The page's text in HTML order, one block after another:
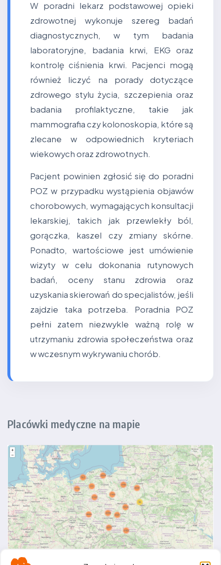
W poradni lekarz podstawowej opieki
zdrowotnej wykonuje szereg badań
diagnostycznych, w tym badania
laboratoryjne, badania krwi, EKG oraz
kontrolę ciśnienia krwi. Pacjenci mogą
również liczyć na porady dotyczące
zdrowego stylu życia, szczepienia oraz
badania profilaktyczne, takie jak
mammografia czy kolonoskopia, które są
zlecane w odpowiednich kryteriach
wiekowych oraz zdrowotnych.
Pacjent powinien zgłosić się do poradni
POZ w przypadku wystąpienia objawów
chorobowych, wymagających konsultacji
lekarskiej, takich jak przewlekły ból,
gorączka, kaszel czy zmiany skórne.
Ponadto, wartościowe jest umówienie
wizyty w celu dokonania rutynowych
badań, oceny stanu zdrowia oraz
uzyskania skierowań do specjalistów, jeśli
zajdzie taka potrzeba. Poradnia POZ
pełni zatem niezwykle ważną rolę w
utrzymaniu zdrowia społeczeństwa oraz
w wczesnym wykrywaniu chorób.
Placówki medyczne na mapie